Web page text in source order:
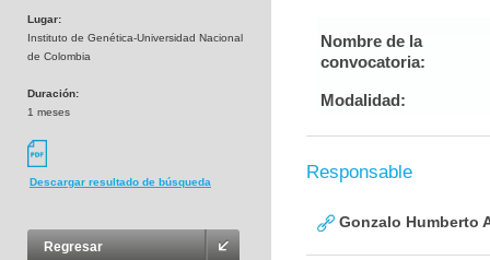
Lugar:
Instituto de Genética-Universidad Nacional
de Colombia
Duración:
1 meses
Descargar resultado de búsqueda
Regresar
Nombre de la
convocatoria:
Modalidad:
Responsable
Gonzalo Humberto